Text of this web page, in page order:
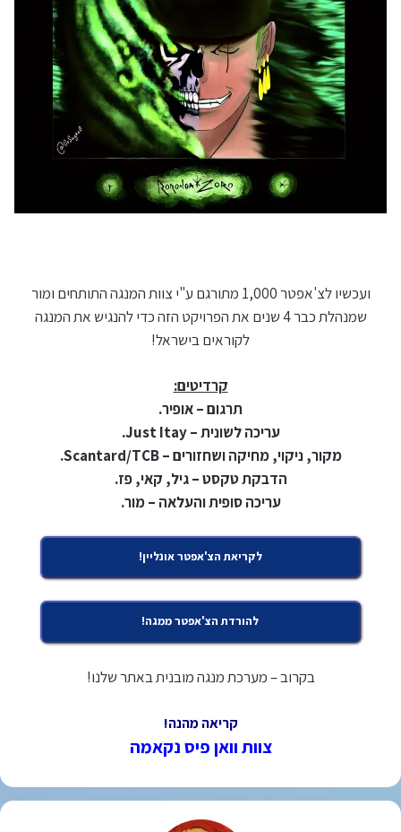
ועכשיו לצ'אפטר 1,000 מתורגם ע"י צוות המנגה התותחים ומור
שמנהלת כבר 4 שנים את הפרויקט הזה כדי להנגיש את המנגה
לקוראים בישראל!
קרדיטים:
תרגום – אופיר.
עריכה לשונית – Just Itay.
מקור, ניקוי, מחיקה ושחזורים – Scantard/TCB.
הדבקת טקסט – גיל, קאי, פז.
עריכה סופית והעלאה – מור.
לקריאת הצ'אפטר אונליין!
להורדת הצ'אפטר ממגה!
בקרוב – מערכת מנגה מובנית באתר שלנו!
קריאה מהנה!
צוות וואן פיס נקאמה